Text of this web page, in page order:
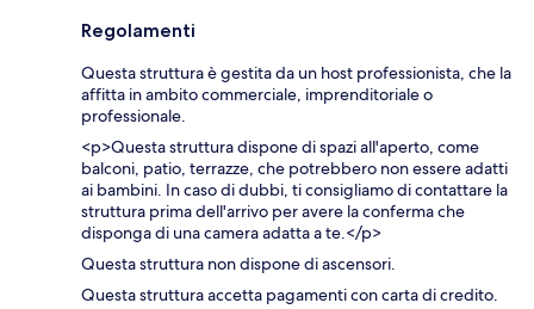
Regolamenti
Questa struttura è gestita da un host professionista, che la
affitta in ambito commerciale, imprenditoriale o
professionale.
<p>Questa struttura dispone di spazi all'aperto, come
balconi, patio, terrazze, che potrebbero non essere adatti
ai bambini. In caso di dubbi, ti consigliamo di contattare la
struttura prima dell'arrivo per avere la conferma che
disponga di una camera adatta a te.</p>
Questa struttura non dispone di ascensori.
Questa struttura accetta pagamenti con carta di credito.